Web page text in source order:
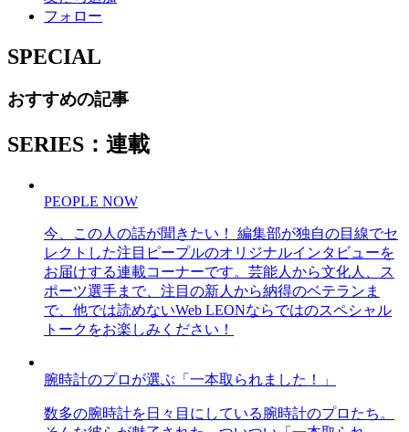
フォロー
SPECIAL
おすすめの記事
SERIES：連載
PEOPLE NOW
今、この人の話が聞きたい！ 編集部が独自の目線でセ
レクトした注目ピープルのオリジナルインタビューを
お届けする連載コーナーです。芸能人から文化人、ス
ポーツ選手まで、注目の新人から納得のベテランま
で、他では読めないWeb LEONならではのスペシャル
トークをお楽しみください！
腕時計のプロが選ぶ「一本取られました！」
数多の腕時計を日々目にしている腕時計のプロたち。